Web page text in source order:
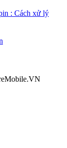
: Cách xử lý